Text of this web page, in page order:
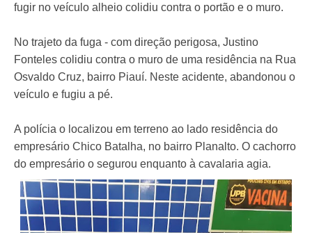
fugir no veículo alheio colidiu contra o portão e o muro.
No trajeto da fuga - com direção perigosa, Justino
Fonteles colidiu contra o muro de uma residência na Rua
Osvaldo Cruz, bairro Piauí. Neste acidente, abandonou o
veículo e fugiu a pé.
A polícia o localizou em terreno ao lado residência do
empresário Chico Batalha, no bairro Planalto. O cachorro
do empresário o segurou enquanto à cavalaria agia.